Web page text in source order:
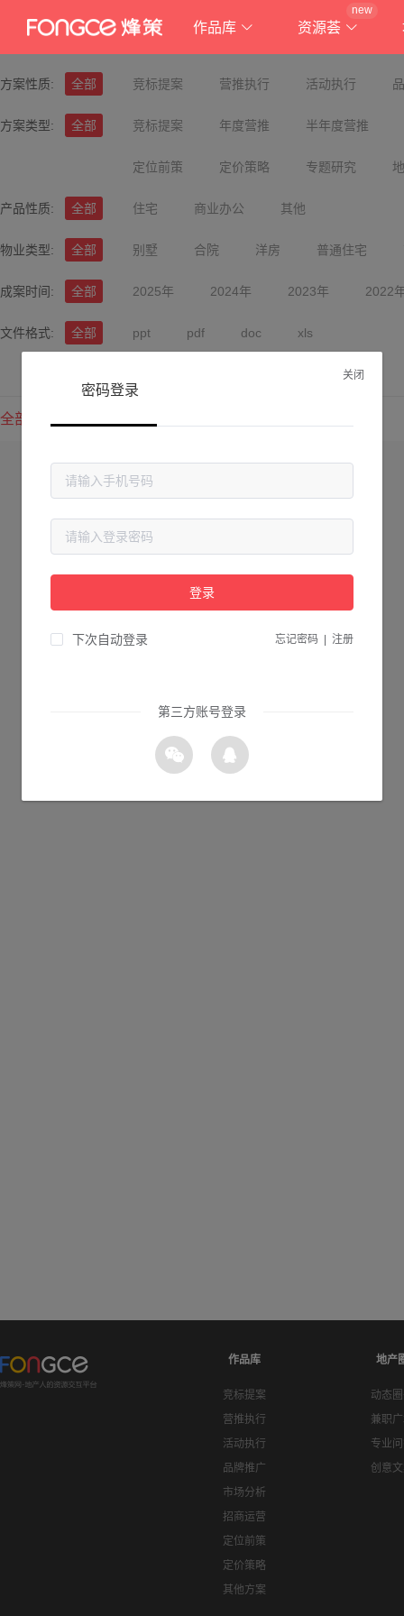
作品库 资源荟
new
方案性质: 全部 竞标提案 营推执行 活动执行
方案类型: 全部 竞标提案 年度营推 半年度营推
定位前策 定价策略 专题研究
产品性质: 全部 住宅 商业办公 其他
物业类型: 全部 别墅 合院 洋房 普通住宅
成案时间: 全部 2025年 2024年 2023年 2022
文件格式: 全部 ppt pdf doc xls
全部方案
作品库
竞标提案
营推执行
活动执行
品牌推广
市场分析
招商运营
定位前策
定价策略
其他方案
地产
动态
兼职
专业
创意
关闭
密码登录
登录
下次自动登录 忘记密码 注册
第三方账号登录